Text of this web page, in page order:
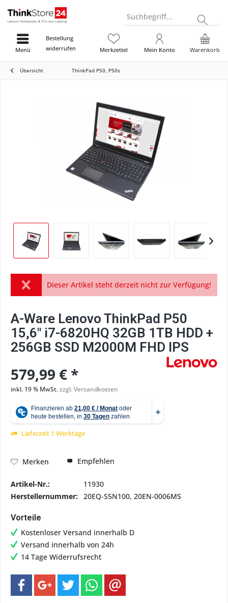
Suchbegriff...
Bestellung
widerrufen
Warenkorb
Merkzettel Mein Konto
Menü
Übersicht ThinkPad P50, P50s
Dieser Artikel steht derzeit nicht zur Verfügung!
A-Ware Lenovo ThinkPad P50
15,6" i7-6820HQ 32GB 1TB HDD +
256GB SSD M2000M FHD IPS
579,99 € *
inkl. 19 % MwSt.zzgl. Versandkosten
Lieferzeit 1 Werktage
Merken Empfehlen
Artikel-Nr.:
11930
Herstellernummer: 20EQ-S5N100, 20EN-0006MS
Vorteile
Kostenloser Versand innerhalb D
Versand innerhalb von 24h
14 Tage Widerrufsrecht